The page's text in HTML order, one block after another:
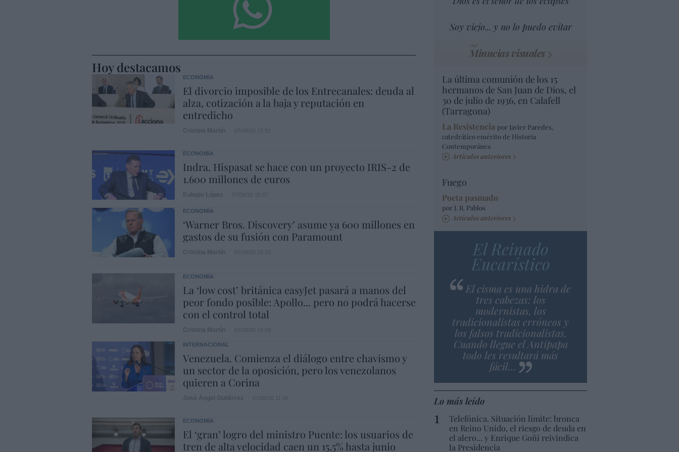
Hoy destacamos
ECONOMÍA
El divorcio imposible de los Entrecanales: deuda al
alza, cotización a la baja y reputación en
entredicho
ECONOMÍA
Indra. Hispasat se hace con un proyecto IRIS-2 de
1.600 millones de euros
ECONOMÍA
‘Warner Bros. Discovery’ asume ya 600 millones en
gastos de su fusión con Paramount
ECONOMÍA
La ‘low cost’ británica easyJet pasará a manos del
peor fondo posible: Apollo... pero no podrá hacerse
con el control total
INTERNACIONAL
Venezuela. Comienza el diálogo entre chavismo y
un sector de la oposición, pero los venezolanos
quieren a Corina
ECONOMÍA
El ‘gran’ logro del ministro Puente: los usuarios de
tren de alta velocidad caen un 15,5% hasta junio
Soy viejo... y no lo puedo evitar
Minucias visuales
La última comunión de los 15
hermanos de San Juan de Dios, el
30 de julio de 1936, en Calafell
(Tarragona)
La Resistencia por Javier Paredes,
catedrático emérito de Historia
Contemporánea
Artículos anteriores
Fuego
Poeta pasmado
por J. R. Pablos
Artículos anteriores
El Reinado
Eucarístico
El cisma es una hidra de
tres cabezas: los
modernistas, los
tradicionalistas erróneos y
los falsos tradicionalistas.
Cuando llegue el Antipapa
todo les resultará más
fácil…
Lo más leído
Telefónica. Situación límite: bronca
en Reino Unido, el riesgo de deuda en
el alero... y Enrique Goñi reivindica
la Presidencia